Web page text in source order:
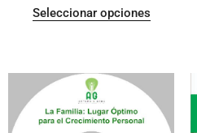
Seleccionar opciones